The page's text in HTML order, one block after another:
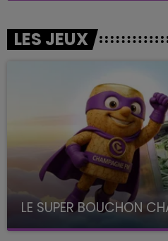
LES JEUX
LE SUPER BOUCHON
avec La Famille